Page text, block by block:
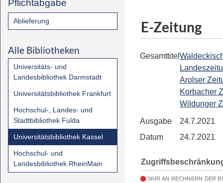
Pflichtabgabe
Ablieferung
Alle Bibliotheken
Universitäts- und
Landesbibliothek Darmstadt
Universitätsbibliothek Frankfurt
Hochschul-, Landes- und
Stadtbibliothek Fulda
Universitätsbibliothek Kassel
Hochschul- und
Landesbibliothek RheinMain
E-Zeitung
Gesamttitel
Arolser
Korbacher
Wildunger
Ausgabe
24.7.2021
Datum
24.7.2021
NUR AN RECHNERN DER